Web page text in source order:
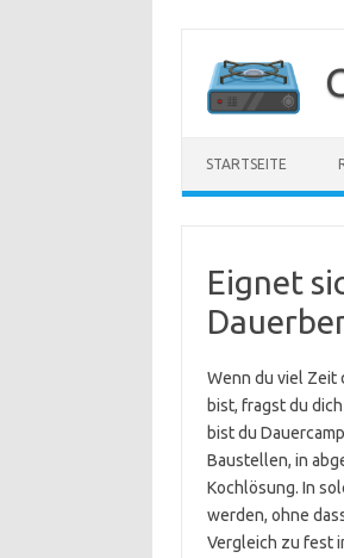
springen
STARTSEITE
Eignet
Wenn du viel Zeit
bist, fragst du
bist du
Baustellen, in
Kochlösung. In
werden, ohne
Vergleich zu fest